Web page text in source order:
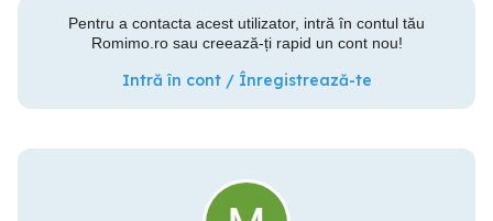
Pentru a contacta acest utilizator, intră în contul tău
Romimo.ro sau creează-ți rapid un cont nou!
Intră în cont / Înregistrează-te